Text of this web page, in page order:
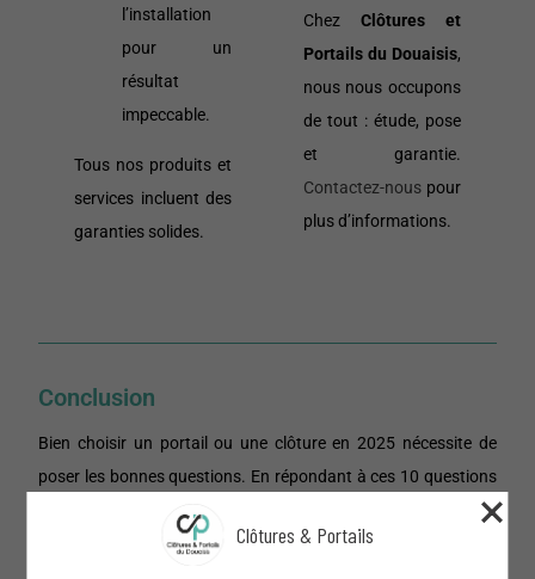
l’installation
pour un
résultat
impeccable.
Tous nos produits et
services incluent des
garanties solides.
Chez Clôtures et
Portails du Douaisis,
nous nous occupons
de tout : étude, pose
et garantie.
Contactez-nous pour
plus d’informations.
Conclusion
Bien choisir un portail ou une clôture en 2025 nécessite de
poser les bonnes questions. En répondant à ces 10 questions
que nous avons explorées, vous serez donc mieux préparé
pour prendre une décision éclairée et adaptée à vos besoins.
Clôtures & Portails